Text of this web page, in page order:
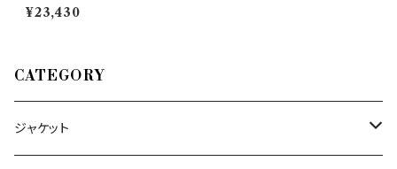
（フィリッポ デ ラウレンティス）
半袖ポロシャツ PLMC 0000
¥23,430
CATEGORY
ジャケット